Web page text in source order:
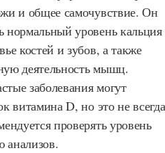
и общее самочувствие. Он
нормальный уровень кальция
костей и зубов, а также
деятельность мышц.
заболевания могут
витамина D, но это не всегда
проверять уровень